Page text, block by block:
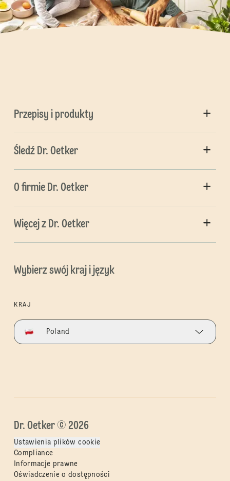
Przepisy i produkty
Śledź Dr. Oetker
O firmie Dr. Oetker
Więcej z Dr. Oetker
Wybierz swój kraj i język
KRAJ
Poland
Dr. Oetker © 2026
Ustawienia plików cookie
Compliance
Informacje prawne
Oświadczenie o dostępności